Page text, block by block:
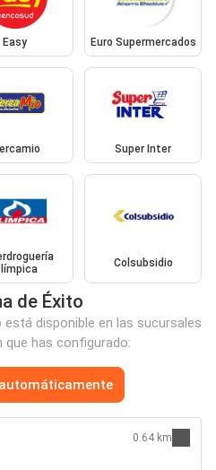
Easy Euro Supermercados
Super Inter
Colsubsidio
de Éxito
disponible en las sucursales
que has configurado:
0.64 km